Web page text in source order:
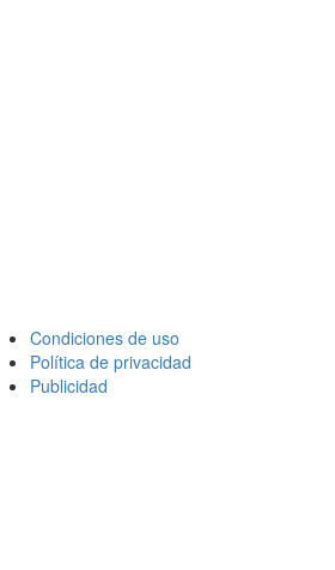
Condiciones de uso
Política de privacidad
Publicidad